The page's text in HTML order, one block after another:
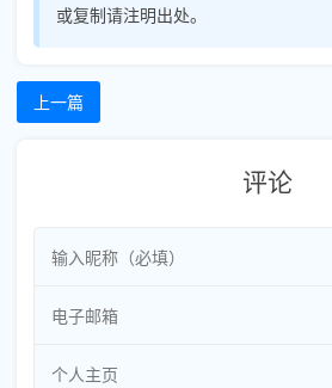
或复制请注明出处。
上一篇
评论